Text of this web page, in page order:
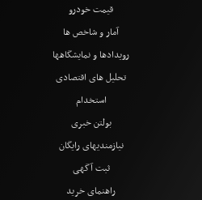
قیمت خودرو
آمار و شاخص ها
رویدادها و نمایشگاهها
تحلیل های اقتصادی
استخدام
بولتن خبری
نیازمندیهای رایگان
ثبت آگهی
راهنمای خرید